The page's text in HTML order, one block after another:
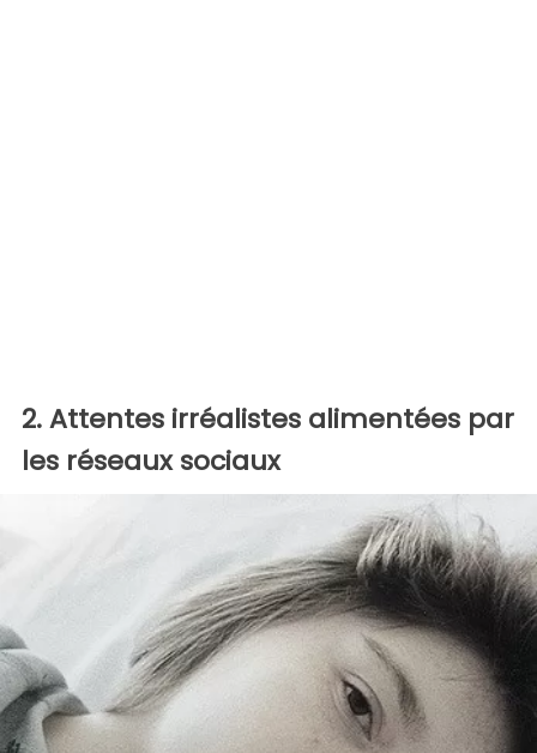
2. Attentes irréalistes alimentées par
les réseaux sociaux